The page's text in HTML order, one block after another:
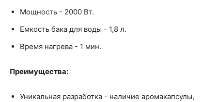
Мощность - 2000 Вт.
Емкость бака для воды - 1,8 л.
Время нагрева - 1 мин.
Преимущества:
Уникальная разработка - наличие аромакапсулы,